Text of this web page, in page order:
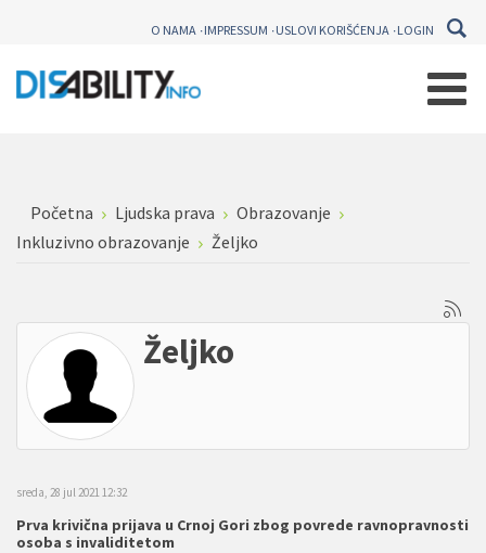
O NAMA IMPRESSUM USLOVI KORIŠĆENJA LOGIN
Početna Ljudska prava
Obrazovanje
Inkluzivno obrazovanje
Željko
Željko
sreda, 28 jul 2021 12:32
Prva krivična prijava u Crnoj Gori zbog povrede ravnopravnosti
osoba s invaliditetom